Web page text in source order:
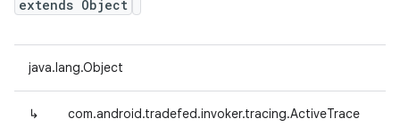
extends Object
java.lang.Object
↳ com.android.tradefed.invoker.tracing.ActiveTrace